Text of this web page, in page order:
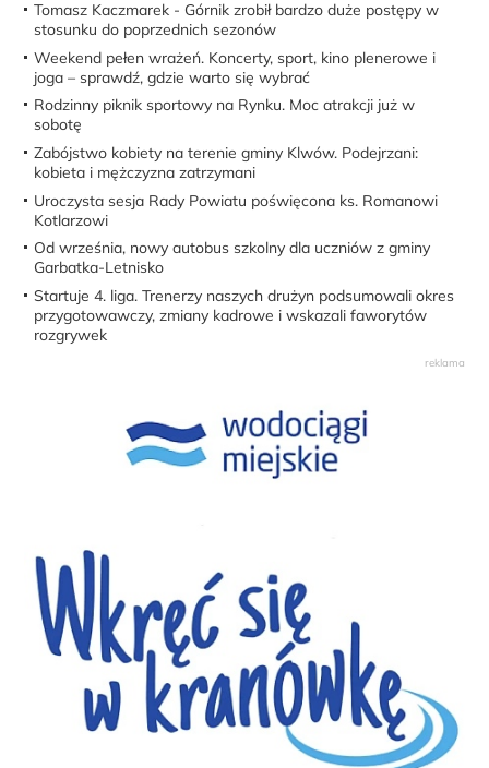
Tomasz Kaczmarek - Górnik zrobił bardzo duże postępy w
stosunku do poprzednich sezonów
Weekend pełen wrażeń. Koncerty, sport, kino plenerowe i
joga – sprawdź, gdzie warto się wybrać
Rodzinny piknik sportowy na Rynku. Moc atrakcji już w
sobotę
Zabójstwo kobiety na terenie gminy Klwów. Podejrzani:
kobieta i mężczyzna zatrzymani
Uroczysta sesja Rady Powiatu poświęcona ks. Romanowi
Kotlarzowi
Od września, nowy autobus szkolny dla uczniów z gminy
Garbatka-Letnisko
Startuje 4. liga. Trenerzy naszych drużyn podsumowali okres
przygotowawczy, zmiany kadrowe i wskazali faworytów
rozgrywek